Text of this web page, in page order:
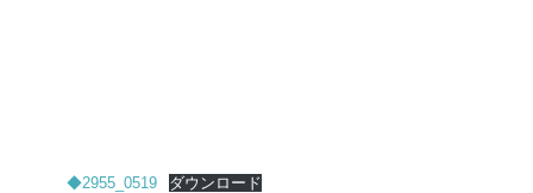
◆2955_0519 ダウンロード